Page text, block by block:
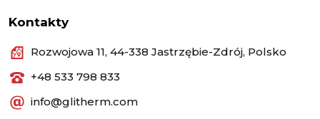
Kontakty
Rozwojowa 11, 44-338 Jastrzębie-Zdrój, Polsko
+48 533 798 833
info@glitherm.com